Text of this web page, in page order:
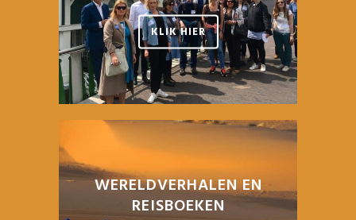
KLIK HIER
WERELDVERHALEN EN
REISBOEKEN